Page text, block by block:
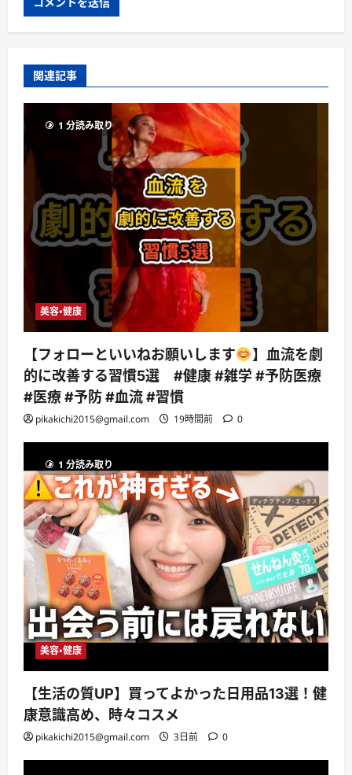
関連記事
1 分読み取り
美容・健康
【フォローといいねお願いします
】血流を劇
的に改善する習慣5選 #健康 #雑学 #予防医療
#医療 #予防 #血流 #習慣
pikakichi2015@gmail.com 19時間前 0
1 分読み取り
美容・健康
【生活の質UP】買ってよかった日用品13選！健
康意識高め、時々コスメ
pikakichi2015@gmail.com 3日前 0